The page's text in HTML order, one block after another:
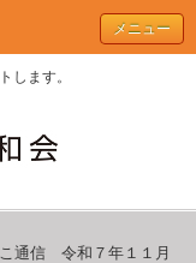
メニュー
します。
通信 令和７年１１月